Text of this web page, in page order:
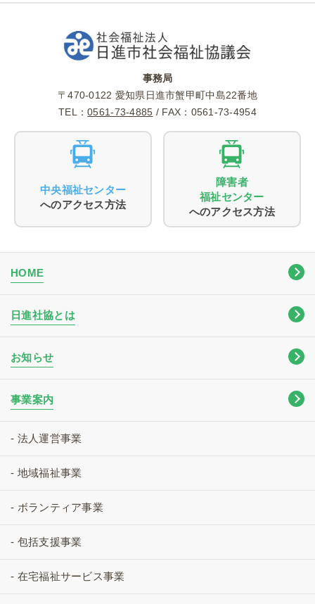
事務局
〒470-0122 愛知県日進市蟹甲町中島22番地
TEL：0561-73-4885 / FAX：0561-73-4954
中央福祉センター
へのアクセス方法
障害者
福祉センター
へのアクセス方法
HOME
日進社協とは
お知らせ
事業案内
- 法人運営事業
- 地域福祉事業
- ボランティア事業
- 包括支援事業
- 在宅福祉サービス事業